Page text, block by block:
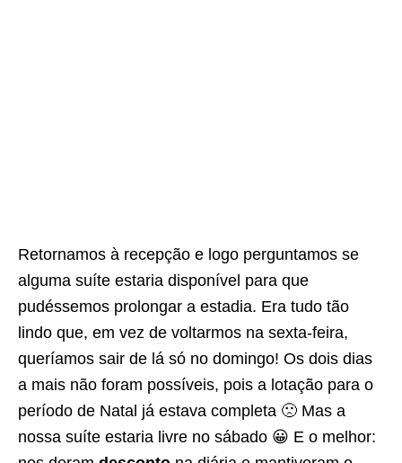
Retornamos à recepção e logo perguntamos se
alguma suíte estaria disponível para que
pudéssemos prolongar a estadia. Era tudo tão
lindo que, em vez de voltarmos na sexta-feira,
queríamos sair de lá só no domingo! Os dois dias
a mais não foram possíveis, pois a lotação para o
período de Natal já estava completa 🙁 Mas a
nossa suíte estaria livre no sábado 😀 E o melhor: